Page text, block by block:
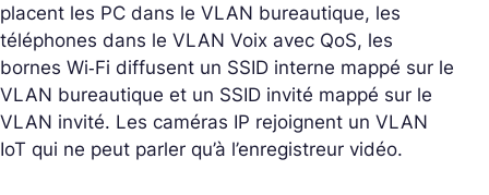
placent les PC dans le VLAN bureautique, les
téléphones dans le VLAN Voix avec QoS, les
bornes Wi‑Fi diffusent un SSID interne mappé sur le
VLAN bureautique et un SSID invité mappé sur le
VLAN invité. Les caméras IP rejoignent un VLAN
IoT qui ne peut parler qu’à l’enregistreur vidéo.